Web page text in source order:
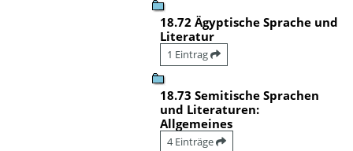
18.72 Ägyptische Sprache und
Literatur
1 Eintrag
18.73 Semitische Sprachen
und Literaturen:
Allgemeines
4 Einträge